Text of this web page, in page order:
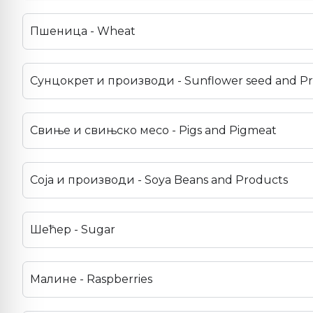
Пшеница - Wheat
Сунцокрет и производи - Sunflower seed and
Свиње и свињско месо - Pigs and Pigmeat
Соја и производи - Soya Beans and Products
Шећер - Sugar
Малине - Raspberries